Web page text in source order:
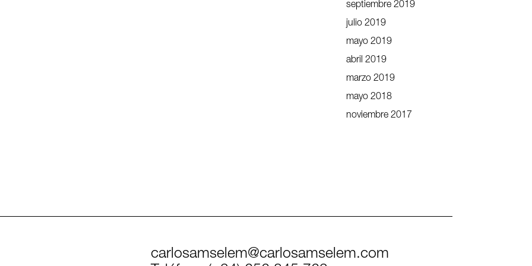
septiembre 2019
julio 2019
mayo 2019
abril 2019
marzo 2019
mayo 2018
noviembre 2017
carlosamselem@carlosamselem.com